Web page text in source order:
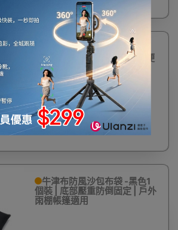
一次性帆布吸水膨脹袋沙包
40*60cm - 綠色帆布 | 超輕便
運輸收納 | 遇水膨脹100倍達
20KG | 可重覆使用
$30
牛津布防風沙包布袋 -黑色1
個裝 | 底部壓重防倒固定 | 戶外
雨棚帳篷適用